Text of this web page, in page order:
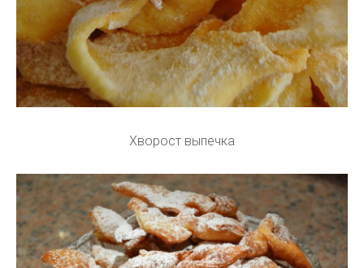
Хворост выпечка